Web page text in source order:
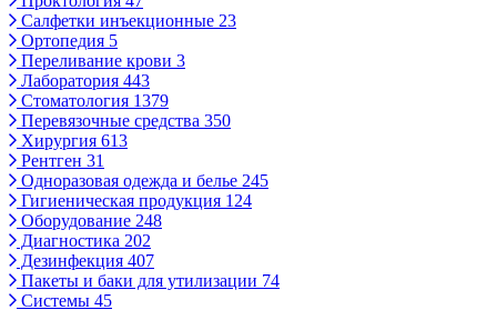
Салфетки инъекционные 23
Ортопедия 5
Переливание крови 3
Лаборатория 443
Стоматология 1379
Перевязочные средства 350
Хирургия 613
Рентген 31
Одноразовая одежда и белье 245
Гигиеническая продукция 124
Оборудование 248
Диагностика 202
Дезинфекция 407
Пакеты и баки для утилизации 74
Системы 45